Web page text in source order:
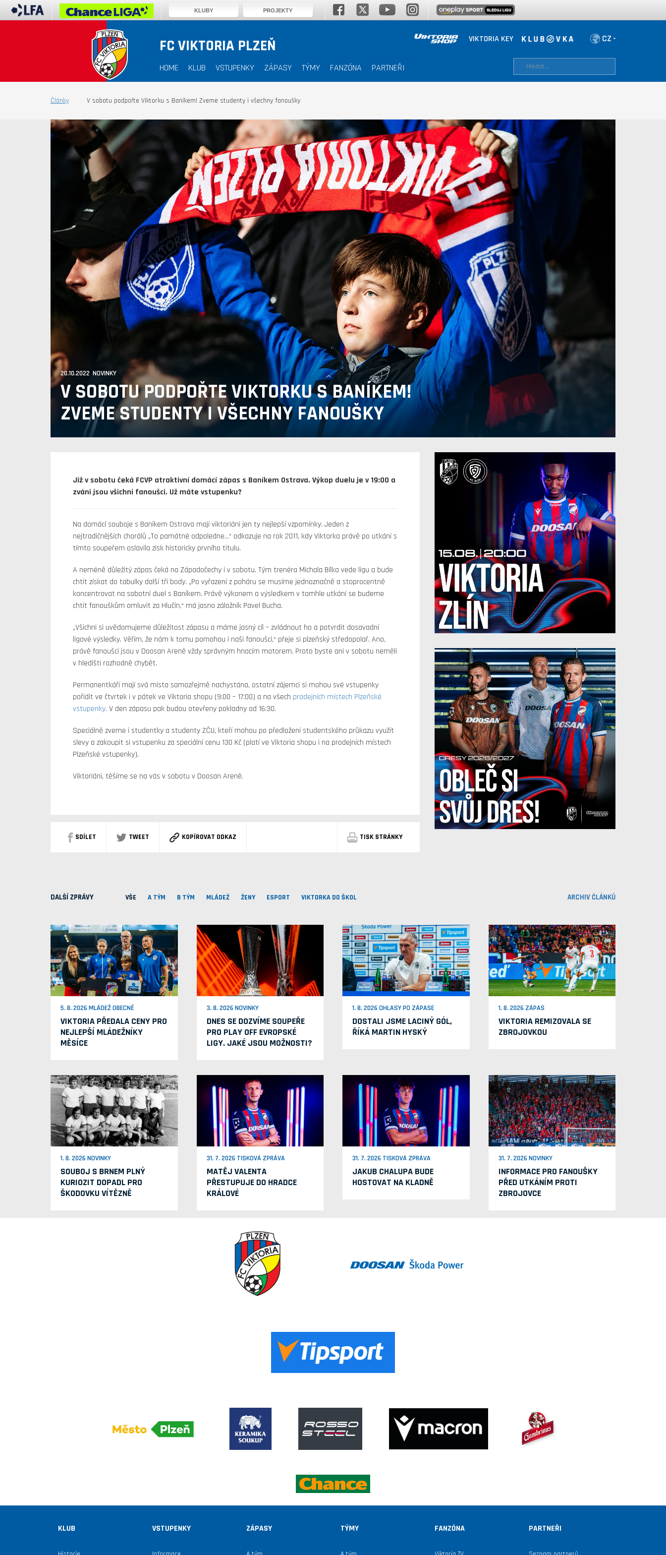
VIKTORIA KEY
FC VIKTORIA PLZEŇ
HOME KLUB VSTUPENKY ZÁPASY TÝMY FANZÓNA PARTNEŘI
Články V sobotu podpořte Viktorku s Baníkem! Zveme studenty i všechny fanoušky
20.10.2022 NOVINKY
V SOBOTU PODPOŘTE VIKTORKU S BANÍKEM!
ZVEME STUDENTY I VŠECHNY FANOUŠKY
Již v sobotu čeká FCVP atraktivní domácí zápas s Baníkem Ostrava. Výkop duelu je v 19:00 a
zváni jsou všichni fanoušci. Už máte vstupenku?
Na domácí souboje s Baníkem Ostrava mají viktoriáni jen ty nejlepší vzpomínky. Jeden z
nejtradičnějších chorálů „To památné odpoledne…“ odkazuje na rok 2011, kdy Viktorka právě po utkání s
tímto soupeřem oslavila zisk historicky prvního titulu.
A neméně důležitý zápas čeká na Západočechy i v sobotu. Tým trenéra Michala Bílka vede ligu a bude
chtít získat do tabulky další tři body. „Po vyřazení z poháru se musíme jednoznačně a stoprocentně
koncentrovat na sobotní duel s Baníkem. Právě výkonem a výsledkem v tomhle utkání se budeme
chtít fanouškům omluvit za Hlučín,“ má jasno záložník Pavel Bucha.
„Všichni si uvědomujeme důležitost zápasu a máme jasný cíl – zvládnout ho a potvrdit dosavadní
ligové výsledky. Věřím, že nám k tomu pomohou i naši fanoušci,“ přeje si plzeňský středopolař. Ano,
právě fanoušci jsou v Doosan Areně vždy správným hnacím motorem. Proto byste ani v sobotu neměli
v hledišti rozhodně chybět.
Permanentkáři mají svá místa samozřejmě nachystána, ostatní zájemci si mohou své vstupenky
pořídit ve čtvrtek i v pátek ve Viktoria shopu (9:00 – 17:00) a na všech prodejních místech Plzeňské
vstupenky. V den zápasu pak budou otevřeny pokladny od 16:30.
Speciálně zveme i studentky a studenty ZČU, kteří mohou po předložení studentského průkazu využít
slevy a zakoupit si vstupenku za speciální cenu 130 Kč (platí ve Viktoria shopu i na prodejních místech
Plzeňské vstupenky).
Viktoriáni, těšíme se na vás v sobotu v Doosan Areně.
SDÍLET TWEET KOPÍROVAT ODKAZ TISK STRÁNKY
DALŠÍ ZPRÁVY VŠE A TÝM B TÝM MLÁDEŽ ŽENY ESPORT VIKTORKA DO ŠKOL ARCHIV ČLÁNKŮ
5. 8. 2026 MLÁDEŽ OBECNĚ
VIKTORIA PŘEDALA CENY PRO
NEJLEPŠÍ MLÁDEŽNÍKY
MĚSÍCE
3. 8. 2026 NOVINKY
DNES SE DOZVÍME SOUPEŘE
PRO PLAY OFF EVROPSKÉ
LIGY. JAKÉ JSOU MOŽNOSTI?
1. 8. 2026 OHLASY PO ZÁPASE
DOSTALI JSME LACINÝ GÓL,
ŘÍKÁ MARTIN HYSKÝ
1. 8. 2026 ZÁPAS
VIKTORIA REMIZOVALA SE
ZBROJOVKOU
1. 8. 2026 NOVINKY
SOUBOJ S BRNEM PLNÝ
KURIOZIT DOPADL PRO
ŠKODOVKU VÍTĚZNĚ
31. 7. 2026 TISKOVÁ ZPRÁVA
MATĚJ VALENTA
PŘESTUPUJE DO HRADCE
KRÁLOVÉ
31. 7. 2026 TISKOVÁ ZPRÁVA
JAKUB CHALUPA BUDE
HOSTOVAT NA KLADNĚ
31. 7. 2026 NOVINKY
INFORMACE PRO FANOUŠKY
PŘED UTKÁNÍM PROTI
ZBROJOVCE
KLUB VSTUPENKY ZÁPASY TÝMY FANZÓNA PARTNEŘI
KLUBY PROJEKTY